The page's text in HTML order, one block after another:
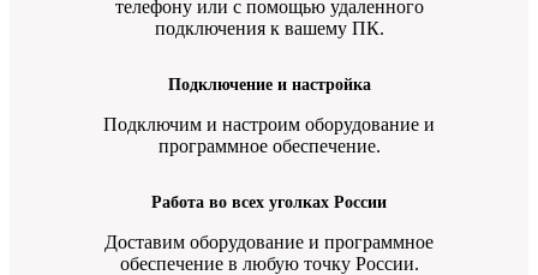
телефону или с помощью удаленного
подключения к вашему ПК.
Подключение и настройка
Подключим и настроим оборудование и
программное обеспечение.
Работа во всех уголках России
Доставим оборудование и программное
обеспечение в любую точку России.